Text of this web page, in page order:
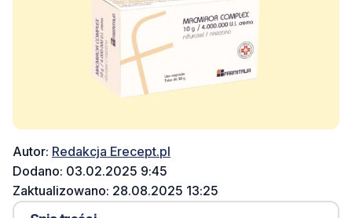
Autor: Redakcja Erecept.pl
Dodano: 03.02.2025 9:45
Zaktualizowano: 28.08.2025 13:25